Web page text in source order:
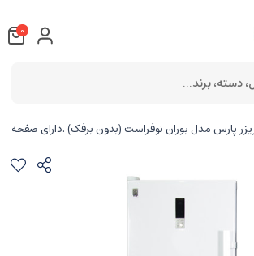
پارس مدل بوران نوفراست (بدون برفک) .دارای صفحه
0
برند...